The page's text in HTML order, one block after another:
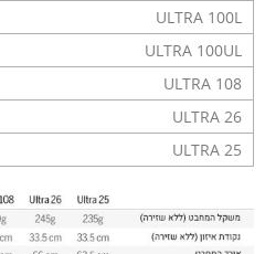
ULTRA 100L
ULTRA 100UL
ULTRA 108
ULTRA 26
ULTRA 25